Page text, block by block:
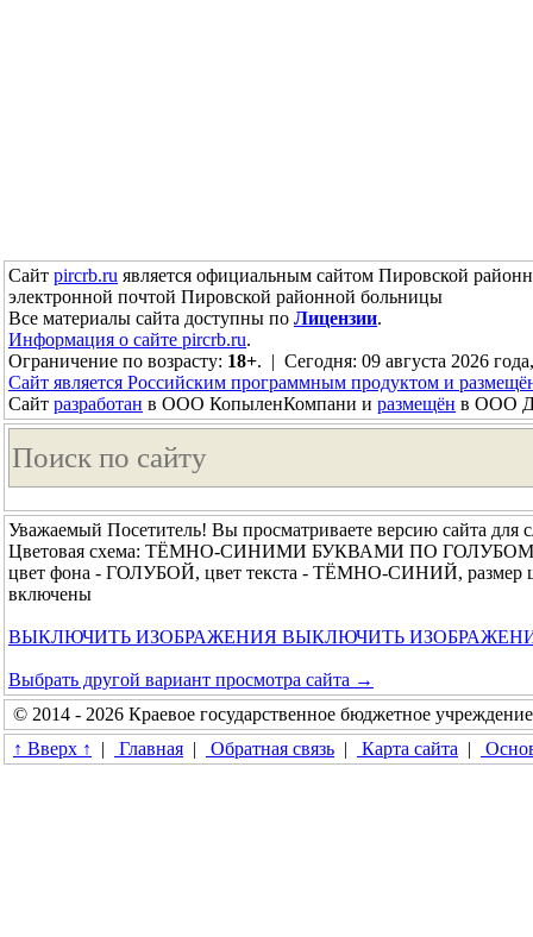
Сайт pircrb.ru является официальным сайтом Пировской
электронной почтой Пировской районной больницы
Все материалы сайта доступны по Лицензии.
Информация о сайте pircrb.ru.
Ограничение по возрасту: 18+. | Сегодня: 09 августа 2026
Сайт является Российским программным продуктом и
Сайт разработан в ООО КопыленКомпани и размещён в ООО
Уважаемый Посетитель! Вы просматриваете версию сайта для
Цветовая схема: ТЁМНО-СИНИМИ БУКВАМИ ПО
цвет фона - ГОЛУБОЙ, цвет текста - ТЁМНО-СИНИЙ, размер
включены
ВЫКЛЮЧИТЬ ИЗОБРАЖЕНИЯ ВЫКЛЮЧИТЬ
Выбрать другой вариант просмотра сайта →
© 2014 - 2026 Краевое государственное бюджетное
↑ Вверх ↑
| Главная | Обратная связь | Карта сайта |